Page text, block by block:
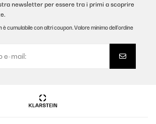
newsletter per essere tra i primi a scoprire
è cumulabile con altri coupon. Valore minimo dell’ordine